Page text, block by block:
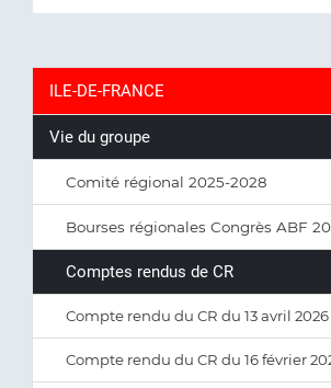
ILE-DE-FRANCE
Vie du groupe
Comité régional 2025-2028
Bourses régionales Congrès ABF
Comptes rendus de CR
Compte rendu du CR du 13 avril 2026
Compte rendu du CR du 16 février